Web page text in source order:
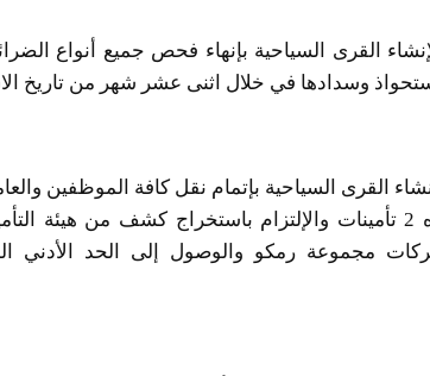
القرى السياحية بإنهاء فحص جميع أنواع
وسدادها في خلال اثنى عشر شهر من تاريخ
القرى السياحية بإتمام نقل كافة الموظفين
لما هو مذكور باستماره 2 تأمينات والإلتزام باستخراج كشف
مجموعة رمكو والوصول إلى الحد الأدني